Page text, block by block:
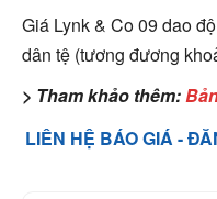
Giá Lynk & Co 09 dao
dân tệ (tương đương
> Tham khảo thêm:
LIÊN HỆ BÁO GIÁ -